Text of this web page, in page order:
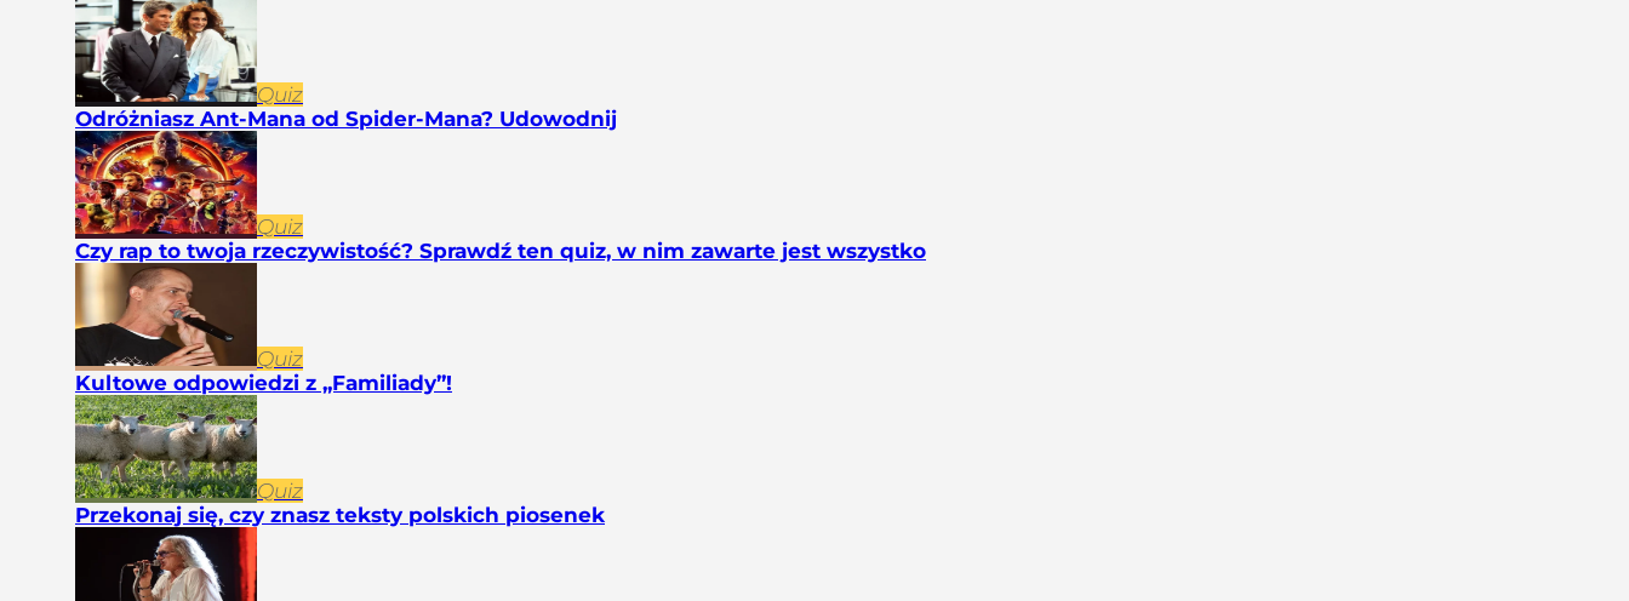
Quiz
Odróżniasz Ant-Mana od Spider-Mana? Udowodnij
Quiz
Czy rap to twoja rzeczywistość? Sprawdź ten quiz, w nim zawarte jest wszystko
Quiz
Kultowe odpowiedzi z „Familiady”!
Quiz
Przekonaj się, czy znasz teksty polskich piosenek